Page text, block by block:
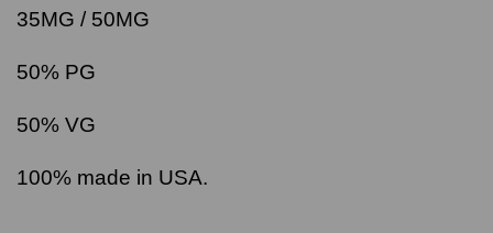
35MG / 50MG
50% PG
50% VG
100% made in USA.